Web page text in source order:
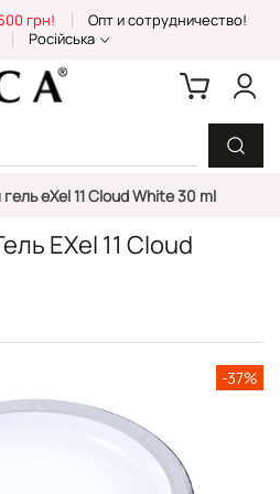
грн!
Опт и сотрудничество!
Російська
eXel 11 Cloud White 30 ml
EXel 11 Cloud
-37%